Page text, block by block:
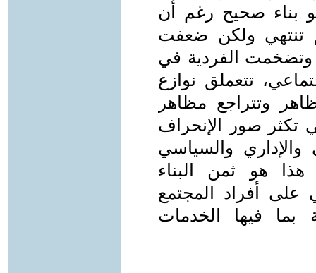
بناء صحيح رغم أن
تنتهي ولكن ضعفت
وتضخمت الفردية في
تتعملق نوازع
وتتراجع مظاهر
تكثر صور الإنحراف
والإداري والسياسي
هو ثمن البناء
على أفراد المجتمع
بما فيها الخدمات